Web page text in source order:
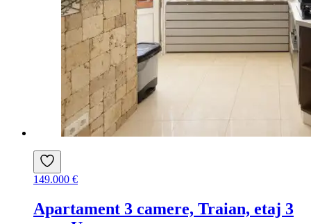
149.000 €
Apartament 3 camere, Traian, etaj 3